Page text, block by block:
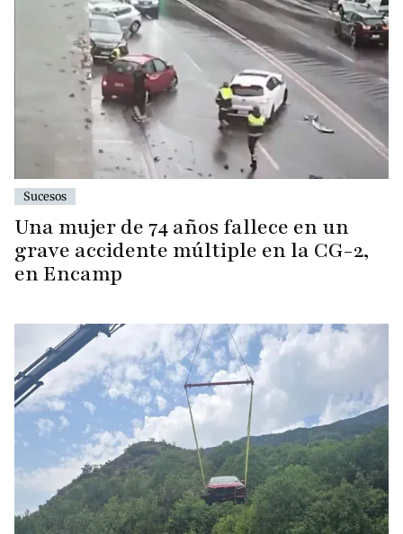
Sucesos
Una mujer de 74 años fallece en un
grave accidente múltiple en la CG-2,
en Encamp